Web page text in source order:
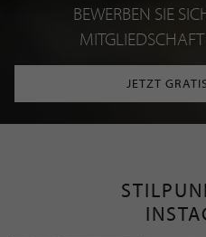
BEWERBEN SIE
JETZT